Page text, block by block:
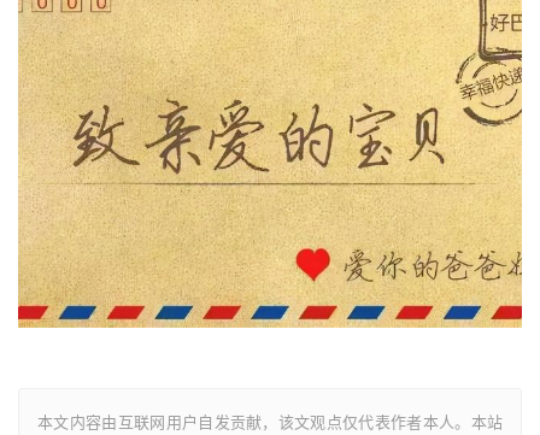
本文内容由互联网用户自发贡献，该文观点仅代表作者本人。本站